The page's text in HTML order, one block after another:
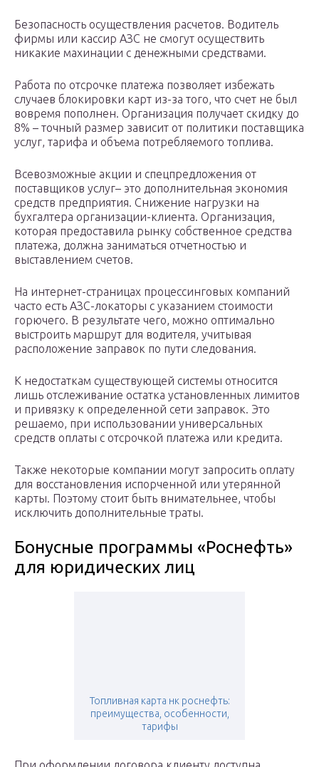
Безопасность осуществления расчетов. Водитель
фирмы или кассир АЗС не смогут осуществить
никакие махинации с денежными средствами.
Работа по отсрочке платежа позволяет избежать
случаев блокировки карт из-за того, что счет не был
вовремя пополнен. Организация получает скидку до
8% – точный размер зависит от политики поставщика
услуг, тарифа и объема потребляемого топлива.
Всевозможные акции и спецпредложения от
поставщиков услуг– это дополнительная экономия
средств предприятия. Снижение нагрузки на
бухгалтера организации-клиента. Организация,
которая предоставила рынку собственное средства
платежа, должна заниматься отчетностью и
выставлением счетов.
На интернет-страницах процессинговых компаний
часто есть АЗС-локаторы с указанием стоимости
горючего. В результате чего, можно оптимально
выстроить маршрут для водителя, учитывая
расположение заправок по пути следования.
К недостаткам существующей системы относится
лишь отслеживание остатка установленных лимитов
и привязку к определенной сети заправок. Это
решаемо, при использовании универсальных
средств оплаты с отсрочкой платежа или кредита.
Также некоторые компании могут запросить оплату
для восстановления испорченной или утерянной
карты. Поэтому стоит быть внимательнее, чтобы
исключить дополнительные траты.
Бонусные программы «Роснефть»
для юридических лиц
Топливная карта нк роснефть:
преимущества, особенности,
тарифы